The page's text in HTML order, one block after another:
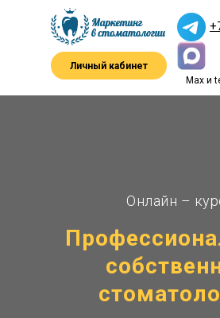
Max и
Личный кабинет
Онлайн –